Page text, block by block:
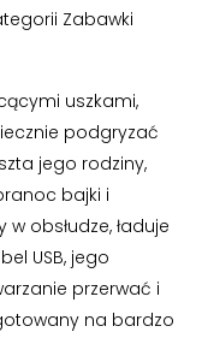
Zabawki
uszkami,
podgryzać
jego rodziny,
bajki i
obsłudze, ładuje
USB, jego
przerwać i
na bardzo